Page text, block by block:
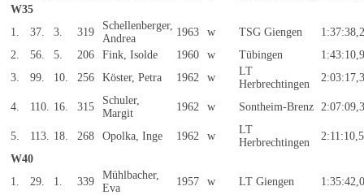
W35
1.
37. 3. 319
Schellenberger,
Andrea
1963 w TSG Giengen
2.
56. 5. 206 Fink, Isolde 1960 w Tübingen
3.
99. 10. 256 Köster, Petra 1962 w
LT
Herbrechtingen
4. 110. 16. 315
Schuler,
Margit
1962 w Sontheim-Brenz
5. 113. 18. 268 Opolka, Inge 1962 w
LT
Herbrechtingen
W40
1.
29. 1. 339
Mühlbacher,
Eva
1957 w LT Giengen